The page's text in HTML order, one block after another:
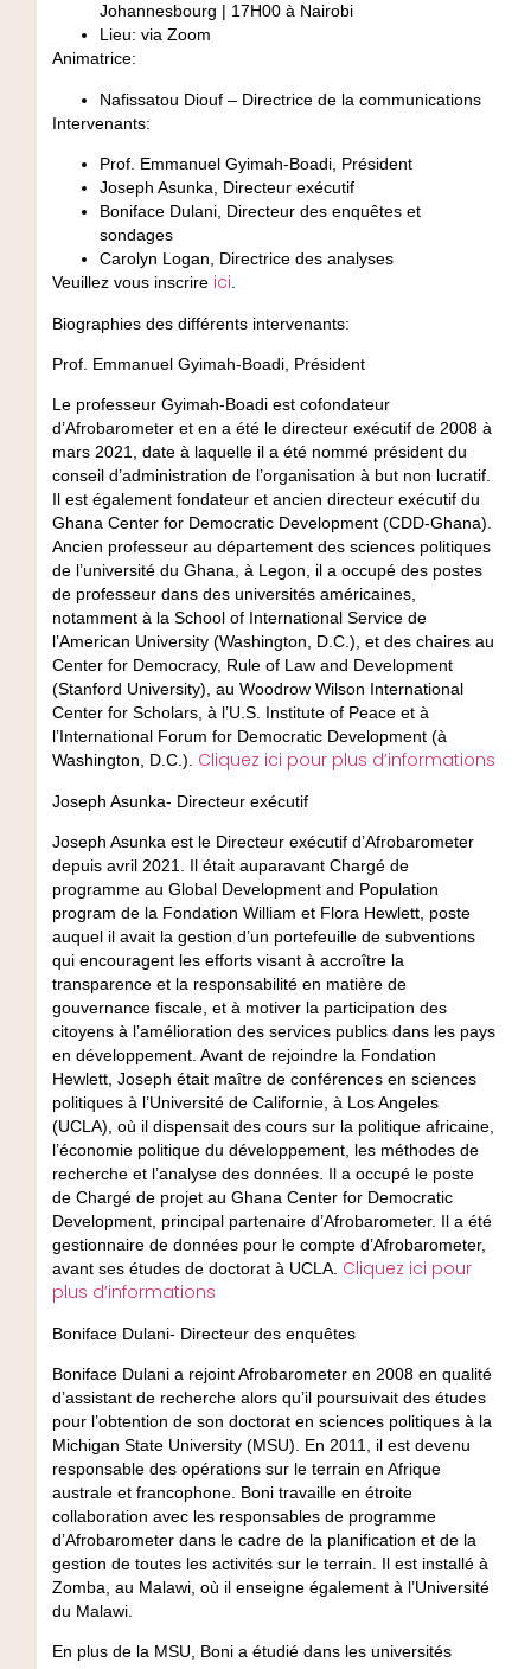
Johannesbourg | 17H00 à Nairobi
Lieu: via Zoom
Animatrice:
Nafissatou Diouf – Directrice de la communications
Intervenants:
Prof. Emmanuel Gyimah-Boadi, Président
Joseph Asunka, Directeur exécutif
Boniface Dulani, Directeur des enquêtes et
sondages
Carolyn Logan, Directrice des analyses
Veuillez vous inscrire ici.
Biographies des différents intervenants:
Prof. Emmanuel Gyimah-Boadi, Président
Le professeur Gyimah-Boadi est cofondateur
d’Afrobarometer et en a été le directeur exécutif de 2008 à
mars 2021, date à laquelle il a été nommé président du
conseil d’administration de l’organisation à but non lucratif.
Il est également fondateur et ancien directeur exécutif du
Ghana Center for Democratic Development (CDD-Ghana).
Ancien professeur au département des sciences politiques
de l’université du Ghana, à Legon, il a occupé des postes
de professeur dans des universités américaines,
notamment à la School of International Service de
l’American University (Washington, D.C.), et des chaires au
Center for Democracy, Rule of Law and Development
(Stanford University), au Woodrow Wilson International
Center for Scholars, à l’U.S. Institute of Peace et à
l’International Forum for Democratic Development (à
Washington, D.C.). Cliquez ici pour plus d’informations
Joseph Asunka- Directeur exécutif
Joseph Asunka est le Directeur exécutif d’Afrobarometer
depuis avril 2021. Il était auparavant Chargé de
programme au Global Development and Population
program de la Fondation William et Flora Hewlett, poste
auquel il avait la gestion d’un portefeuille de subventions
qui encouragent les efforts visant à accroître la
transparence et la responsabilité en matière de
gouvernance fiscale, et à motiver la participation des
citoyens à l’amélioration des services publics dans les pays
en développement. Avant de rejoindre la Fondation
Hewlett, Joseph était maître de conférences en sciences
politiques à l’Université de Californie, à Los Angeles
(UCLA), où il dispensait des cours sur la politique africaine,
l’économie politique du développement, les méthodes de
recherche et l’analyse des données. Il a occupé le poste
de Chargé de projet au Ghana Center for Democratic
Development, principal partenaire d’Afrobarometer. Il a été
gestionnaire de données pour le compte d’Afrobarometer,
avant ses études de doctorat à UCLA. Cliquez ici pour
plus d’informations
Boniface Dulani- Directeur des enquêtes
Boniface Dulani a rejoint Afrobarometer en 2008 en qualité
d’assistant de recherche alors qu’il poursuivait des études
pour l’obtention de son doctorat en sciences politiques à la
Michigan State University (MSU). En 2011, il est devenu
responsable des opérations sur le terrain en Afrique
australe et francophone. Boni travaille en étroite
collaboration avec les responsables de programme
d’Afrobarometer dans le cadre de la planification et de la
gestion de toutes les activités sur le terrain. Il est installé à
Zomba, au Malawi, où il enseigne également à l’Université
du Malawi.
En plus de la MSU, Boni a étudié dans les universités